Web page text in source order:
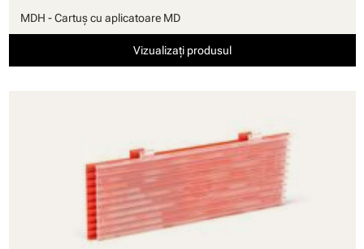
MDH - Cartuş cu aplicatoare MD
Vizualizați produsul